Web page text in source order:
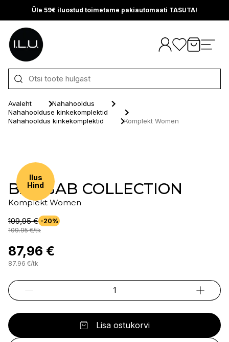
Üle 59€ iluostud toimetame pakiautomaati TASUTA!
Otse sisu juurde
Avaleht
Nahahooldus
Nahahoolduse kinkekomplektid
Nahahooldus kinkekomplektid
Komplekt Women
Ilus
Hind
BAOBAB COLLECTION
Komplekt Women
109,95 € -20%
109.95 €/tk
87,96 €
87.96 €/tk
Lisa ostukorvi